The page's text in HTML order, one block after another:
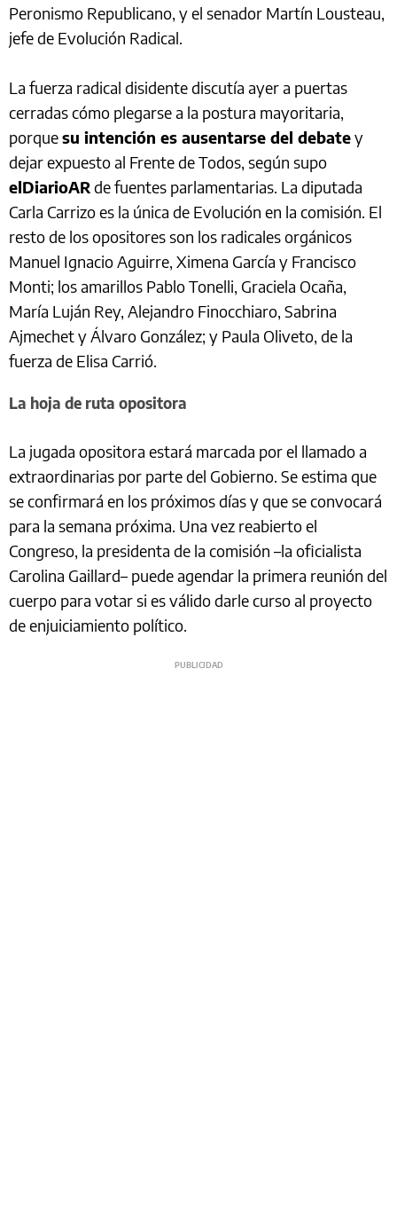
Peronismo Republicano, y el senador Martín Lousteau,
jefe de Evolución Radical.
La fuerza radical disidente discutía ayer a puertas
cerradas cómo plegarse a la postura mayoritaria,
porquesu intención es ausentarse del debatey
dejar expuesto al Frente de Todos, según supo
elDiarioARde fuentes parlamentarias. La diputada
Carla Carrizo es la única de Evolución en la comisión. El
resto de los opositores son los radicales orgánicos
Manuel Ignacio Aguirre, Ximena García y Francisco
Monti; los amarillos Pablo Tonelli, Graciela Ocaña,
María Luján Rey, Alejandro Finocchiaro, Sabrina
Ajmechet y Álvaro González; y Paula Oliveto, de la
fuerza de Elisa Carrió.
La hoja de ruta opositora
La jugada opositora estará marcada por el llamado a
extraordinarias por parte del Gobierno. Se estima que
se confirmará en los próximos días y que se convocará
para la semana próxima. ​​Una vez reabierto el
Congreso, la presidenta de la comisión –la oficialista
Carolina Gaillard– puede agendar la primera reunión del
cuerpo para votar si es válido darle curso al proyecto
de enjuiciamiento político.